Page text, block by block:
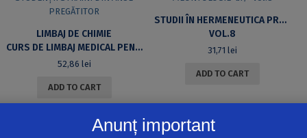
LIMBAJ DE CHIMIE
CURS DE LIMBAJ MEDICAL PENTRU STUDENȚII STRĂINI DIN ANUL PREGĂTITOR
52,86 lei
ADD TO CART
STUDII ÎN HERMENEUTICA PRE-JUDICATIVĂ ȘI MEONTOLOGIE
VOL.8
31,71lei
ADD TO CART
Anunț important